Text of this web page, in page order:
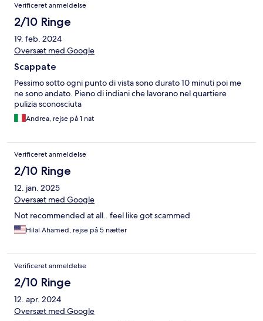
Verificeret anmeldelse
2/10 Ringe
19. feb. 2024
Oversæt med Google
Scappate
Pessimo sotto ogni punto di vista sono durato 10 minuti poi me
ne sono andato. Pieno di indiani che lavorano nel quartiere
pulizia sconosciuta
Andrea, rejse på 1 nat
Verificeret anmeldelse
2/10 Ringe
12. jan. 2025
Oversæt med Google
Not recommended at all.. feel like got scammed
Hilal Ahamed, rejse på 5 nætter
Verificeret anmeldelse
2/10 Ringe
12. apr. 2024
Oversæt med Google